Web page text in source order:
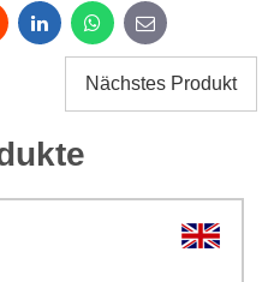
LinkedInWhatsApp
E-
mail
Nächstes Produkt